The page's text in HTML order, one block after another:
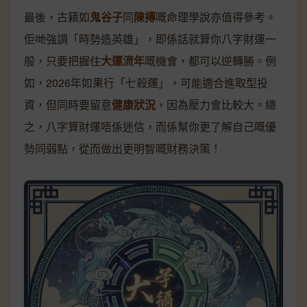
最後，古籍如鬼谷子同陳摶嘅命理學說亦值得參考。
佢哋強調「時勢造英雄」，即係話就算你八字財運一
般，只要把握住大運流年嘅機會，都可以逆轉勝。例
如，2026年如果行「七殺運」，可能適合進取型投
資，但同時要留意健康狀況 ，因為壓力會比較大。總
之，八字算財運唔係迷信，而係幫你更了解自己嘅優
勢同弱點，從而做出更明智嘅財務決策！